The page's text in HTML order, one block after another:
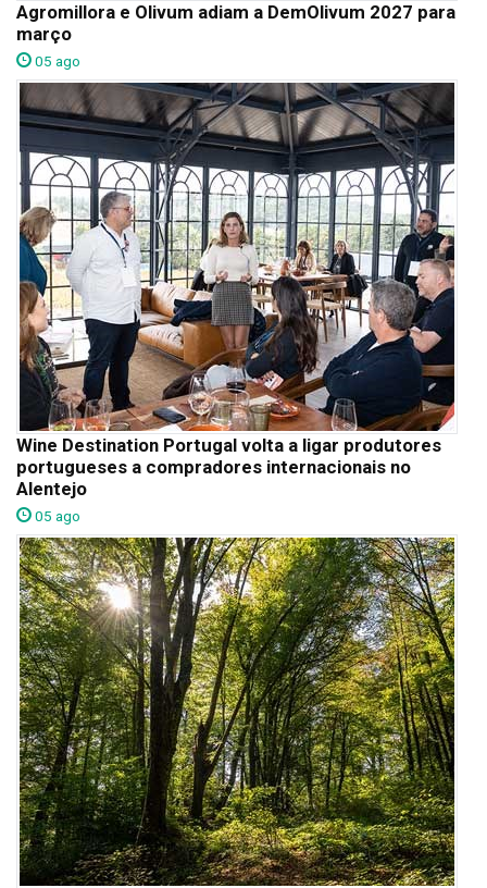
Agromillora e Olivum adiam a DemOlivum 2027 para
março
05 ago
Wine Destination Portugal volta a ligar produtores
portugueses a compradores internacionais no
Alentejo
05 ago